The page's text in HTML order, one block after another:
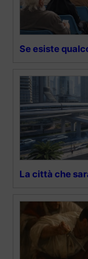
Se esiste
La città che